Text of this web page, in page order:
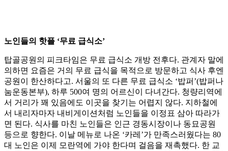
노인들의 핫플 ‘무료 급식소’
탑골공원의 피크타임은 무료 급식소 개방 전후다. 관계자 말에
의하면 요즘은 거의 무료 급식을 목적으로 방문하고 식사 후엔
공원이 한산하다고. 서울의 또 다른 무료 급식소 ‘밥퍼’(밥퍼나
눔운동본부), 하루 500여 명의 어르신이 다녀간다. 청량리역에
서 거리가 꽤 있음에도 이곳을 찾기는 어렵지 않다. 지하철에
서 내리자마자 내비게이션처럼 노인들을 이정표 삼아 따라가
면 된다. 식사를 마친 노인들은 인근 경동시장이나 동묘공원
등으로 향한다. 이날 메뉴로 나온 ‘카레’가 만족스러웠다는 80
대 노인은 이제 모란역에 가야 한다며 걸음을 재촉했다. 한 교